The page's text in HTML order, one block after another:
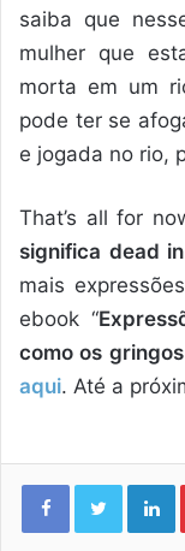
saiba que
mulher que
morta em um
pode ter se
e jogada no rio,
That’s all for
significa dead
mais
ebook “
como os
aqui. Até a